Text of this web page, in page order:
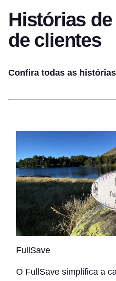
Histórias
de clientes
Confira todas as histórias
FullSave
O FullSave simplifica a